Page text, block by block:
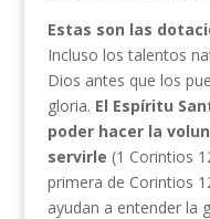
Estas son las
Incluso los talentos
Dios antes que los
gloria. El Espíritu
poder hacer la
servirle (1 Corintios
primera de Corintios
ayudan a entender la